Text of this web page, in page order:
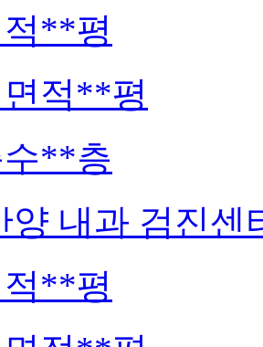
**평
적**평
**층
양 내과 검진센
**평